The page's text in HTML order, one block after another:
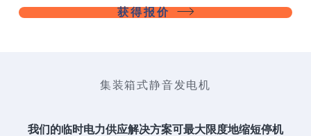
获得报价
集装箱式静音发电机
我们的临时电力供应解决方案可最大限度地缩短停机